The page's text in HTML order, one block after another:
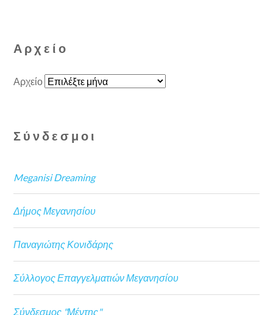
Αρχείο
Αρχείο
Σύνδεσμοι
Meganisi Dreaming
Δήμος Μεγανησίου
Παναγιώτης Κονιδάρης
Σύλλογος Επαγγελματιών Μεγανησίου
Σύνδεσμος "Μέντης"